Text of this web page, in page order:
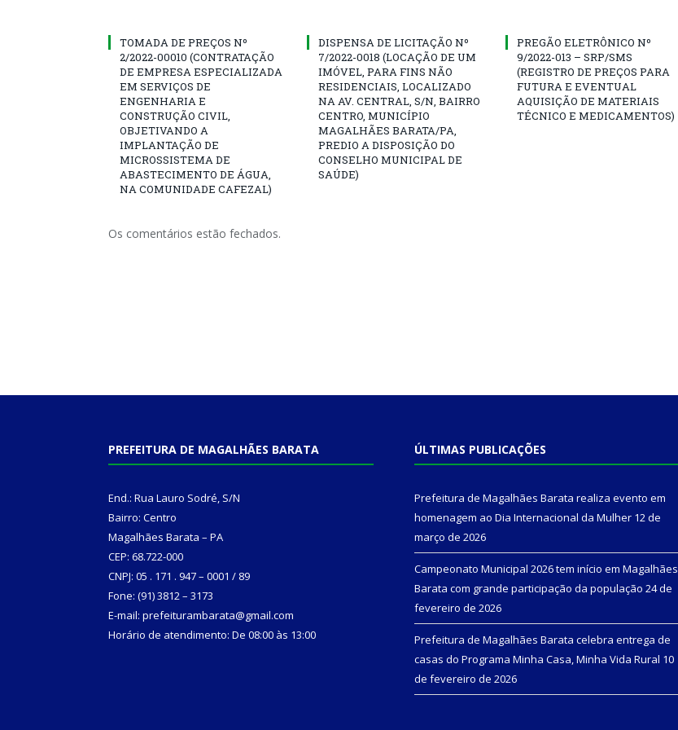
TOMADA DE PREÇOS Nº
2/2022-00010 (CONTRATAÇÃO
DE EMPRESA ESPECIALIZADA
EM SERVIÇOS DE
ENGENHARIA E
CONSTRUÇÃO CIVIL,
OBJETIVANDO A
IMPLANTAÇÃO DE
MICROSSISTEMA DE
ABASTECIMENTO DE ÁGUA,
NA COMUNIDADE CAFEZAL)
DISPENSA DE LICITAÇÃO Nº
7/2022-0018 (LOCAÇÃO DE UM
IMÓVEL, PARA FINS NÃO
RESIDENCIAIS, LOCALIZADO
NA AV. CENTRAL, S/N, BAIRRO
CENTRO, MUNICÍPIO
MAGALHÃES BARATA/PA,
PREDIO A DISPOSIÇÃO DO
CONSELHO MUNICIPAL DE
SAÚDE)
PREGÃO ELETRÔNICO Nº
9/2022-013 – SRP/SMS
(REGISTRO DE PREÇOS PARA
FUTURA E EVENTUAL
AQUISIÇÃO DE MATERIAIS
TÉCNICO E MEDICAMENTOS)
Os comentários estão fechados.
PREFEITURA DE MAGALHÃES BARATA
End.: Rua Lauro Sodré, S/N
Bairro: Centro
Magalhães Barata – PA
CEP: 68.722-000
CNPJ: 05 . 171 . 947 – 0001 / 89
Fone: (91) 3812 – 3173
E-mail: prefeiturambarata@gmail.com
Horário de atendimento: De 08:00 às 13:00
ÚLTIMAS PUBLICAÇÕES
Prefeitura de Magalhães Barata realiza evento em
homenagem ao Dia Internacional da Mulher 12 de
março de 2026
Campeonato Municipal 2026 tem início em Magalhães
Barata com grande participação da população 24 de
fevereiro de 2026
Prefeitura de Magalhães Barata celebra entrega de
casas do Programa Minha Casa, Minha Vida Rural 10
de fevereiro de 2026